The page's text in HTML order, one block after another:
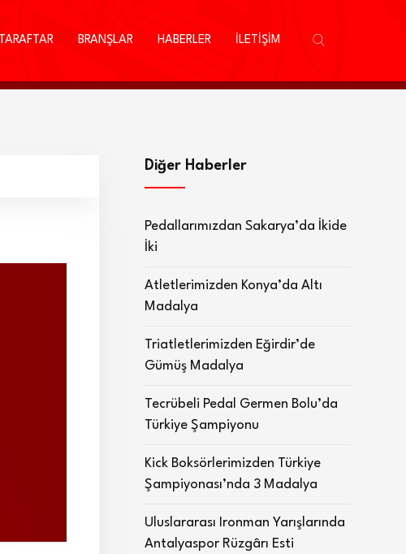
TARAFTAR BRANŞLAR HABERLER İLETİŞİM
Diğer Haberler
Pedallarımızdan Sakarya’da İkide
İki
Atletlerimizden Konya’da Altı
Madalya
Triatletlerimizden Eğirdir’de
Gümüş Madalya
Tecrübeli Pedal Germen Bolu’da
Türkiye Şampiyonu
Kick Boksörlerimizden Türkiye
Şampiyonası’nda 3 Madalya
Uluslararası Ironman Yarışlarında
Antalyaspor Rüzgârı Esti